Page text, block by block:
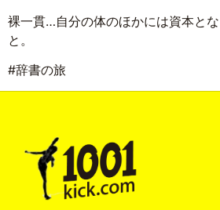
裸一貫…自分の体のほかには資本と
と。
#辞書の旅